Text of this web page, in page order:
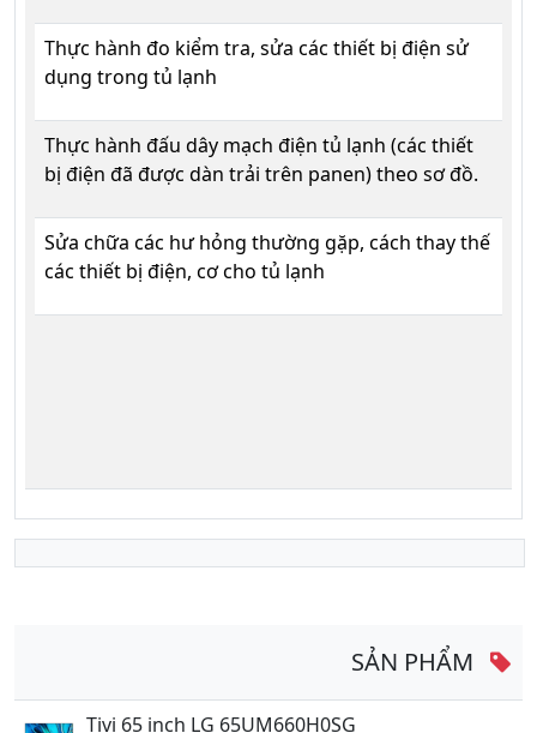
Thực hành đo kiểm tra, sửa các thiết bị điện sử
dụng trong tủ lạnh
Thực hành đấu dây mạch điện tủ lạnh (các thiết
bị điện đã được dàn trải trên panen) theo sơ đồ.
Sửa chữa các hư hỏng thường gặp, cách thay thế
các thiết bị điện, cơ cho tủ lạnh
SẢN PHẨM
Tivi 65 inch LG 65UM660H0SG